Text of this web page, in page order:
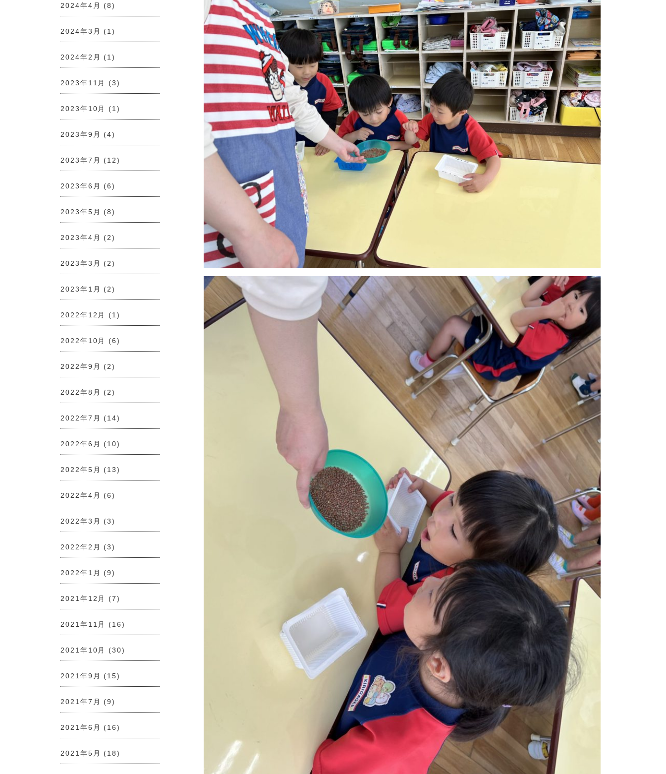
2024年4月 (8)
2024年3月 (1)
2024年2月 (1)
2023年11月 (3)
2023年10月 (1)
2023年9月 (4)
2023年7月 (12)
2023年6月 (6)
2023年5月 (8)
2023年4月 (2)
2023年3月 (2)
2023年1月 (2)
2022年12月 (1)
2022年10月 (6)
2022年9月 (2)
2022年8月 (2)
2022年7月 (14)
2022年6月 (10)
2022年5月 (13)
2022年4月 (6)
2022年3月 (3)
2022年2月 (3)
2022年1月 (9)
2021年12月 (7)
2021年11月 (16)
2021年10月 (30)
2021年9月 (15)
2021年7月 (9)
2021年6月 (16)
2021年5月 (18)